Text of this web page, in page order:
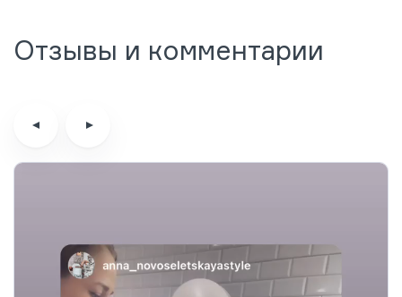
Отзывы и комментарии